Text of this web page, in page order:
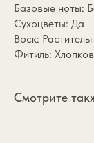
Базовые ноты:
Сухоцветы: Да
Воск:
Фитиль:
Смотрите